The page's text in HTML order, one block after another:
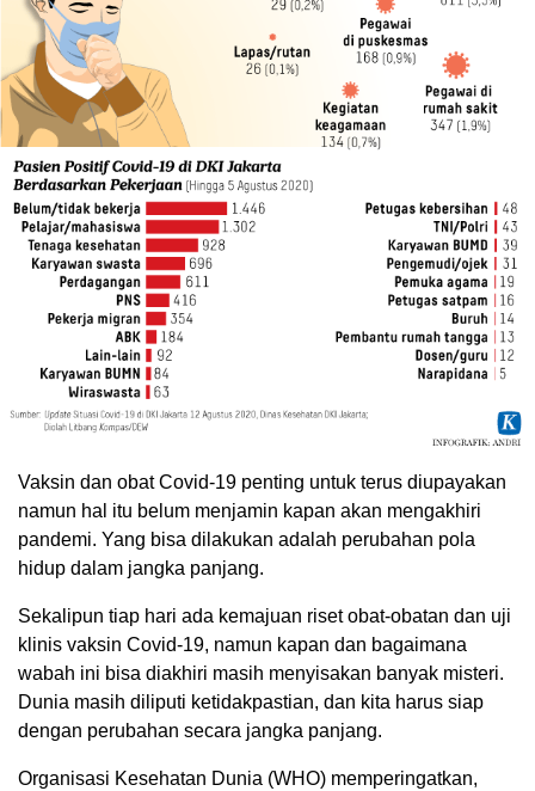
Vaksin dan obat Covid-19 penting untuk terus diupayakan
namun hal itu belum menjamin kapan akan mengakhiri
pandemi. Yang bisa dilakukan adalah perubahan pola
hidup dalam jangka panjang.
Sekalipun tiap hari ada kemajuan riset obat-obatan dan uji
klinis vaksin Covid-19, namun kapan dan bagaimana
wabah ini bisa diakhiri masih menyisakan banyak misteri.
Dunia masih diliputi ketidakpastian, dan kita harus siap
dengan perubahan secara jangka panjang.
Organisasi Kesehatan Dunia (WHO) memperingatkan,